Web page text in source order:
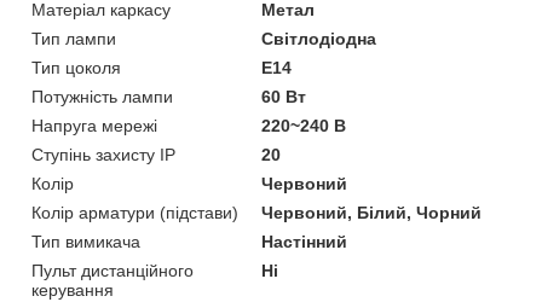
Матеріал каркасу
Метал
Тип лампи
Світлодіодна
Тип цоколя
E14
Потужність лампи
60 Вт
Напруга мережі
220~240 В
Ступінь захисту IP
20
Колір
Червоний
Колір арматури (підстави)
Червоний, Білий, Чорний
Тип вимикача
Настінний
Пульт дистанційного
керування
Ні